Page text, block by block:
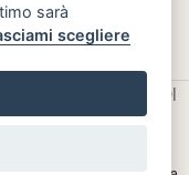
01604840296 - SDI
sarà
scegliere